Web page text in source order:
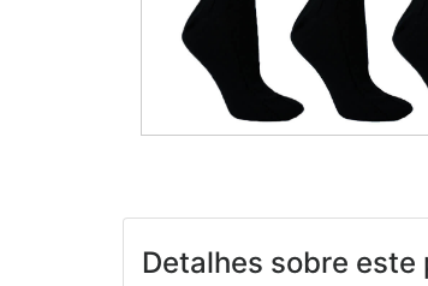
Detalhes sobre este